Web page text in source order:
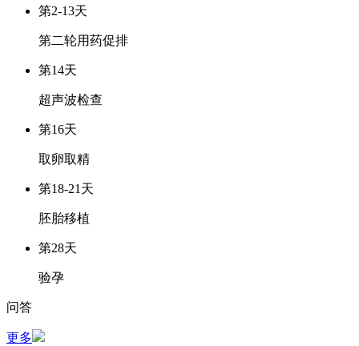
第2-13天
第二轮用药促排
第14天
超声波检查
第16天
取卵取精
第18-21天
胚胎移植
第28天
验孕
问答
更多